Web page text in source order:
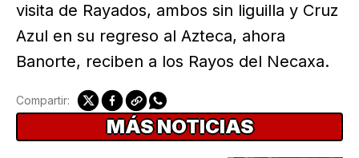
visita de Rayados, ambos sin liguilla y Cruz
Azul en su regreso al Azteca, ahora
Banorte, reciben a los Rayos del Necaxa.
Compartir:
MÁS NOTICIAS